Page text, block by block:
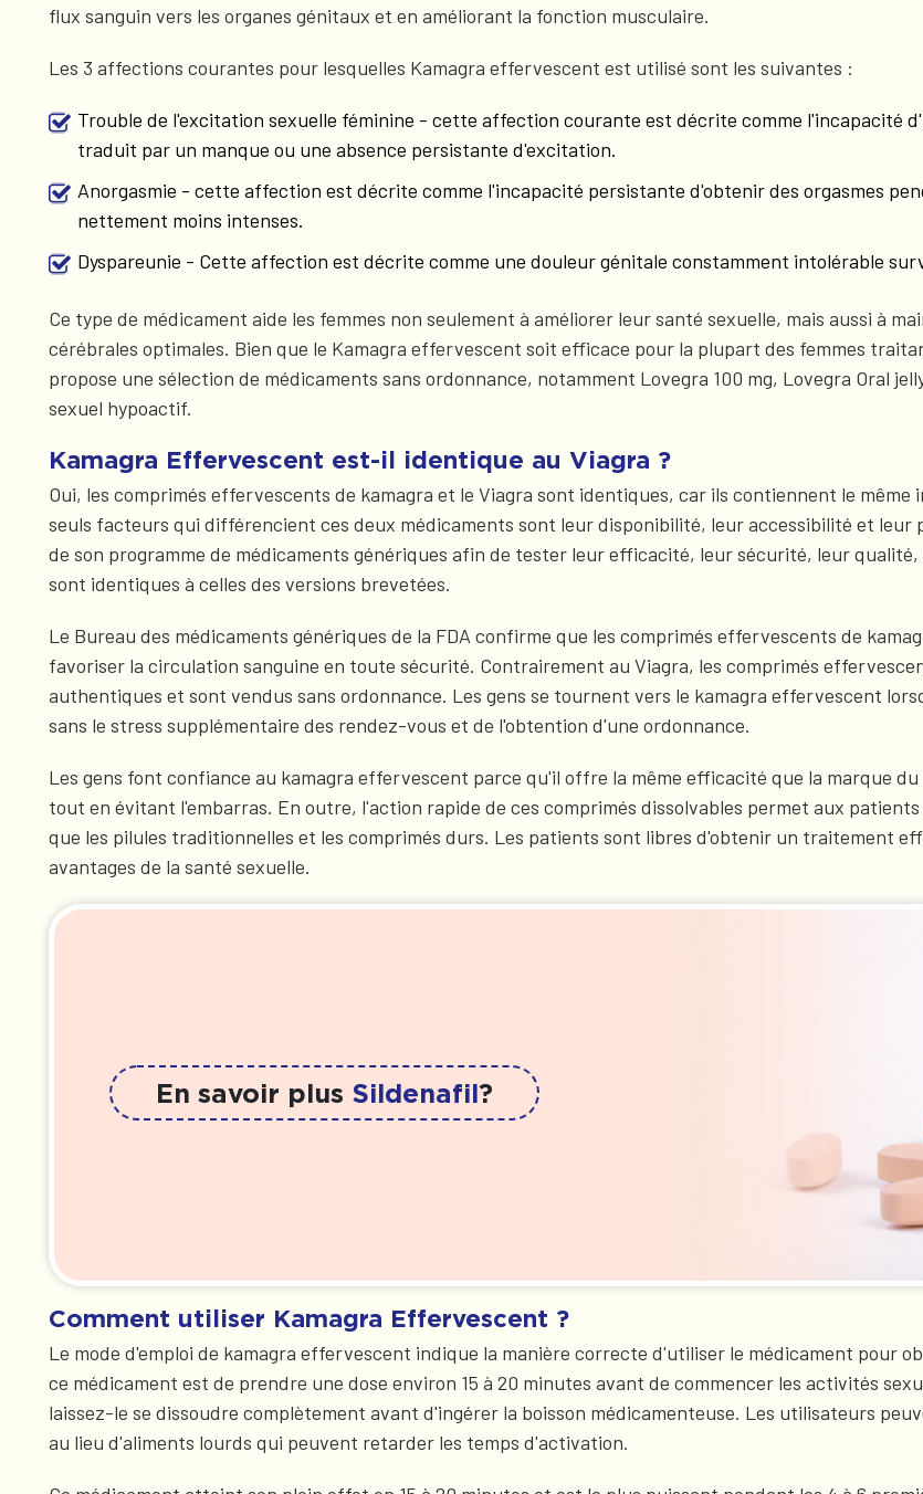
flux sanguin vers les organes génitaux et en améliorant la fonction musculaire.
Les 3 affections courantes pour lesquelles Kamagra effervescent est utilisé sont les suivantes :
Trouble de l'excitation sexuelle féminine - cette affection courante est décrite comme l'incapacité
traduit par un manque ou une absence persistante d'excitation.
Anorgasmie - cette affection est décrite comme l'incapacité persistante d'obtenir des orgasmes
nettement moins intenses.
Dyspareunie - Cette affection est décrite comme une douleur génitale constamment intolérable
Ce type de médicament aide les femmes non seulement à améliorer leur santé sexuelle, mais aussi à
cérébrales optimales. Bien que le Kamagra effervescent soit efficace pour la plupart des femmes
propose une sélection de médicaments sans ordonnance, notamment Lovegra 100 mg, Lovegra Oral
sexuel hypoactif.
Kamagra Effervescent est-il identique au Viagra ?
Oui, les comprimés effervescents de kamagra et le Viagra sont identiques, car ils contiennent le
seuls facteurs qui différencient ces deux médicaments sont leur disponibilité, leur accessibilité et leur
de son programme de médicaments génériques afin de tester leur efficacité, leur sécurité, leur
sont identiques à celles des versions brevetées.
Le Bureau des médicaments génériques de la FDA confirme que les comprimés effervescents de
favoriser la circulation sanguine en toute sécurité. Contrairement au Viagra, les comprimés
authentiques et sont vendus sans ordonnance. Les gens se tournent vers le kamagra effervescent
sans le stress supplémentaire des rendez-vous et de l'obtention d'une ordonnance.
Les gens font confiance au kamagra effervescent parce qu'il offre la même efficacité que la marque
tout en évitant l'embarras. En outre, l'action rapide de ces comprimés dissolvables permet aux
que les pilules traditionnelles et les comprimés durs. Les patients sont libres d'obtenir un traitement
avantages de la santé sexuelle.
En savoir plus Sildenafil?
Comment utiliser Kamagra Effervescent ?
Le mode d'emploi de kamagra effervescent indique la manière correcte d'utiliser le médicament pour
ce médicament est de prendre une dose environ 15 à 20 minutes avant de commencer les activités
laissez-le se dissoudre complètement avant d'ingérer la boisson médicamenteuse. Les utilisateurs
au lieu d'aliments lourds qui peuvent retarder les temps d'activation.